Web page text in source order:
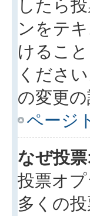
したら
ンをテ
けるこ
くださ
の変更
ページ
なぜ投
投票オ
多くの